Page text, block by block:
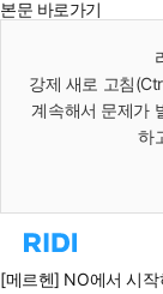
본문 바로가기
강제 새로 고침
계속해서 문제가
하
리
홈
[메르헨] NO에서 시